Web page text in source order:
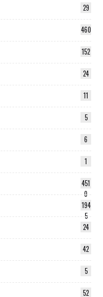
29
460
152
24
11
5
6
1
451
0
194
5
24
42
5
52